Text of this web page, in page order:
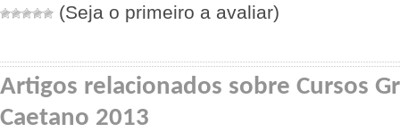
(Seja o primeiro a avaliar)
Artigos relacionados sobre Cursos
Caetano 2013